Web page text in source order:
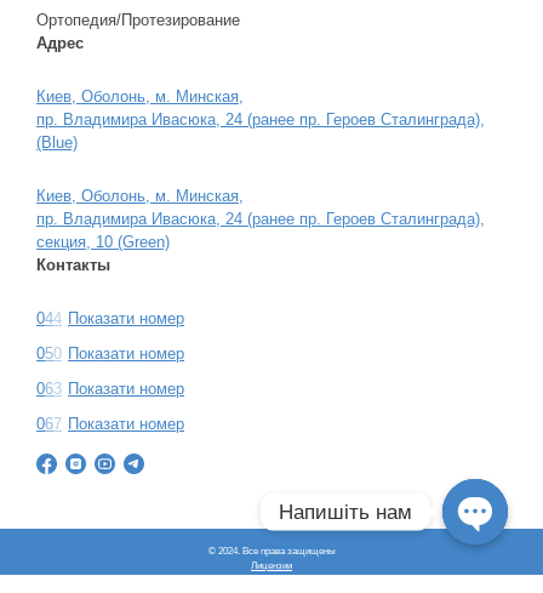
Ортопедия/Протезирование
Адрес
Киев, Оболонь, м. Минская,
пр. Владимира Ивасюка, 24 (ранее пр. Героев Сталинграда),
(Blue)
Киев, Оболонь, м. Минская,
пр. Владимира Ивасюка, 24 (ранее пр. Героев Сталинграда),
секция, 10 (Green)
Контакты
044 Показати номер
050 Показати номер
063 Показати номер
067 Показати номер
© 2024. Все права защищены
Лицензии
Напишіть нам